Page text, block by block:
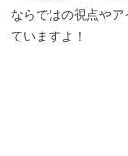
ならではの視点や
ていますよ！